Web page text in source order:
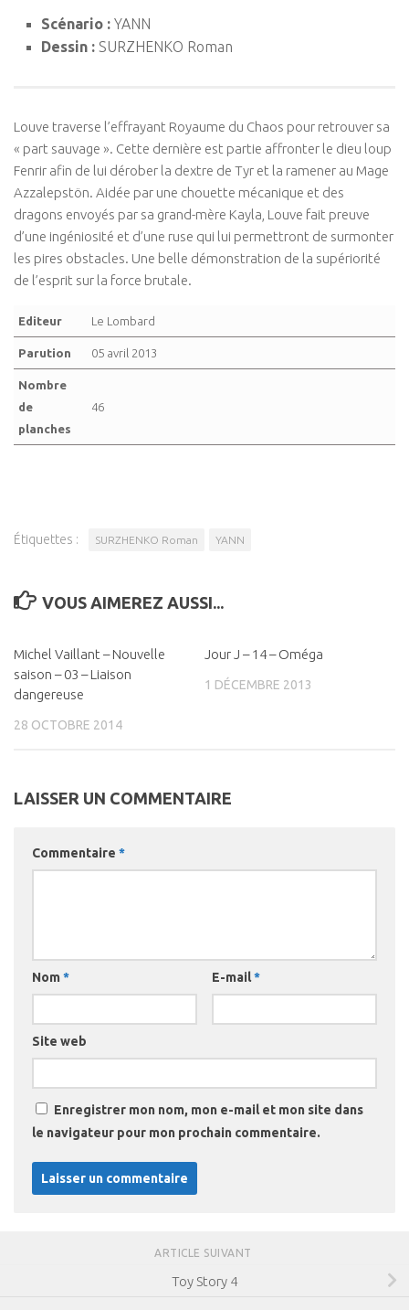
Scénario : YANN
Dessin : SURZHENKO Roman
Louve traverse l’effrayant Royaume du Chaos pour retrouver sa
« part sauvage ». Cette dernière est partie affronter le dieu loup
Fenrir afin de lui dérober la dextre de Tyr et la ramener au Mage
Azzalepstön. Aidée par une chouette mécanique et des
dragons envoyés par sa grand-mère Kayla, Louve fait preuve
d’une ingéniosité et d’une ruse qui lui permettront de surmonter
les pires obstacles. Une belle démonstration de la supériorité
de l’esprit sur la force brutale.
Editeur Le Lombard
Parution 05 avril 2013
Nombre
de
planches
46
Étiquettes : SURZHENKO Roman YANN
VOUS AIMEREZ AUSSI...
Michel Vaillant – Nouvelle
saison – 03 – Liaison
dangereuse
28 OCTOBRE 2014
Jour J – 14 – Oméga
1 DÉCEMBRE 2013
LAISSER UN COMMENTAIRE
Commentaire *
Nom * E-mail*
Site web
Enregistrer mon nom, mon e-mail et mon site dans
le navigateur pour mon prochain commentaire.
ARTICLE SUIVANT
Toy Story 4